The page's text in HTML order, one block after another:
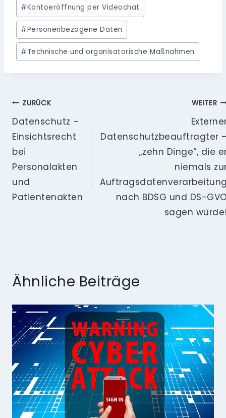
#Kontoeröffnung per Videochat
#Personenbezogene Daten
#Technische und organisatorische Maßnahmen
Beitragsnavigation
ZURÜCK
Datenschutz –
Einsichtsrecht
bei
Personalakten
und
Patientenakten
WEITER
Datenschutzbeauftragter
„zehn Dinge“, die
niemals
nach BDSG und DS-
sagen
Ähnliche Beiträge